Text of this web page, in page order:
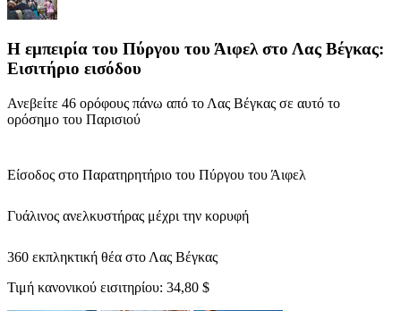
Η εμπειρία του Πύργου του Άιφελ στο Λας Βέγκας:
Εισιτήριο εισόδου
Ανεβείτε 46 ορόφους πάνω από το Λας Βέγκας σε αυτό το
ορόσημο του Παρισιού
Είσοδος στο Παρατηρητήριο του Πύργου του Άιφελ
Γυάλινος ανελκυστήρας μέχρι την κορυφή
360 εκπληκτική θέα στο Λας Βέγκας
Τιμή κανονικού εισιτηρίου: 34,80 $